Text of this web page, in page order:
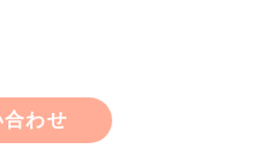
合わせ